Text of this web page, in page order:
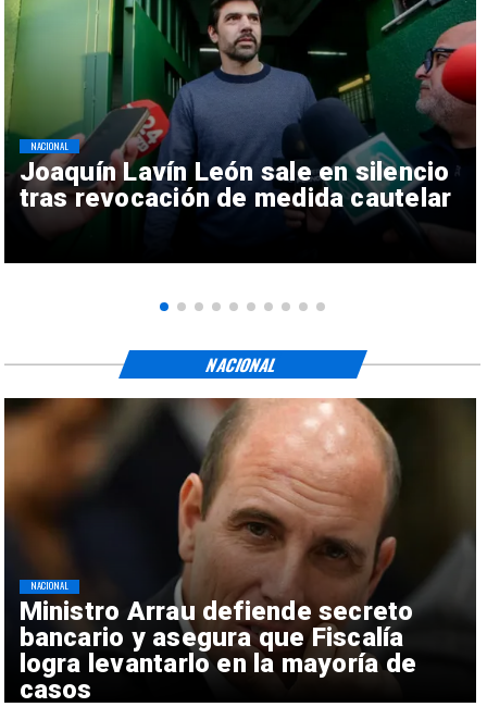
Joaquín Lavín León sale en silencio
tras revocación de medida cautelar
NACIONAL
Ministro Arrau defiende secreto
bancario y asegura que Fiscalía
logra levantarlo en la mayoría de
casos
NACIONAL
NACIONAL